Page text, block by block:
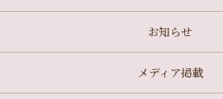
お知らせ
メディア掲載